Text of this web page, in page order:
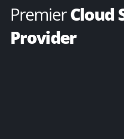
PremierCloud
Provider